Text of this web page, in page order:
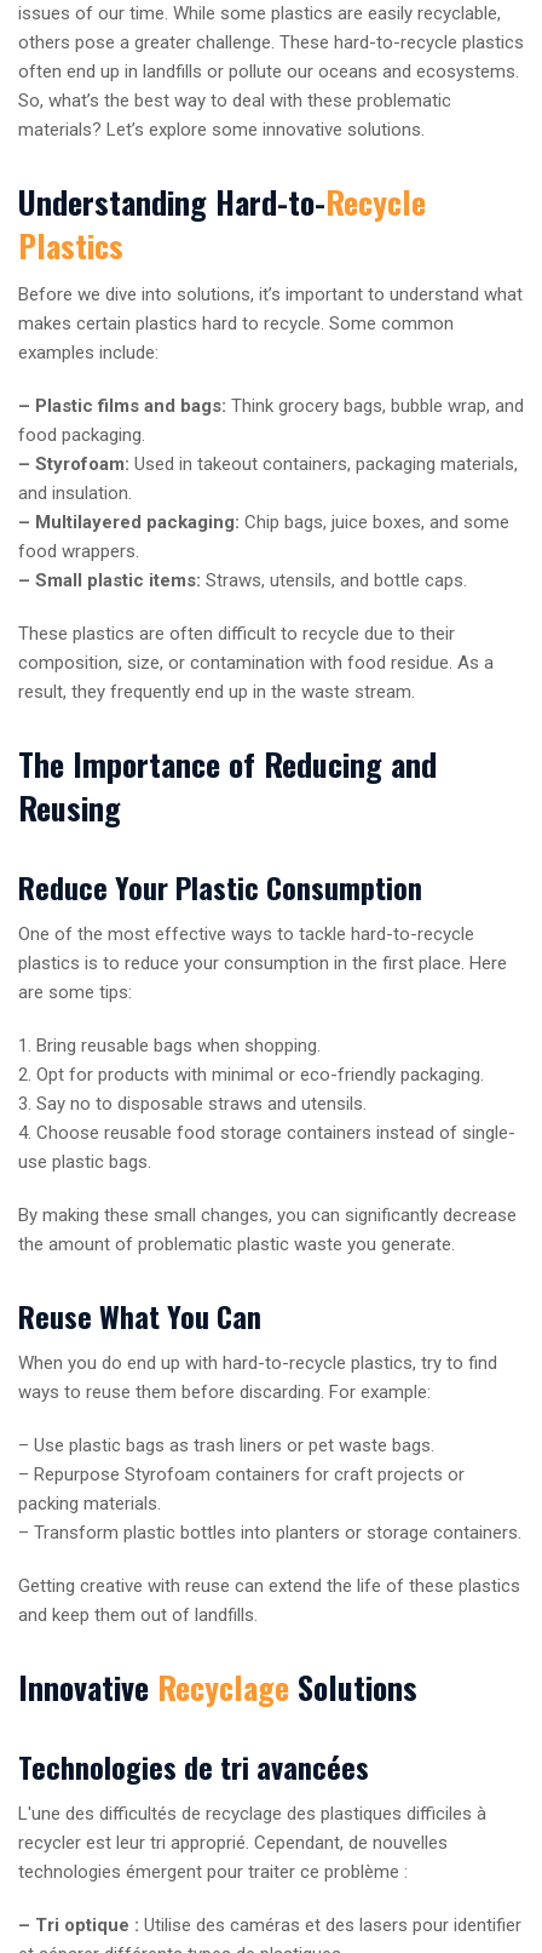
issues of our time. While some plastics are easily recyclable,
others pose a greater challenge. These hard-to-recycle plastics
often end up in landfills or pollute our oceans and ecosystems.
So, what’s the best way to deal with these problematic
materials? Let’s explore some innovative solutions.
Understanding Hard-to-Recycle
Plastics
Before we dive into solutions, it’s important to understand what
makes certain plastics hard to recycle. Some common
examples include:
– Plastic films and bags: Think grocery bags, bubble wrap, and
food packaging.
– Styrofoam: Used in takeout containers, packaging materials,
and insulation.
– Multilayered packaging: Chip bags, juice boxes, and some
food wrappers.
– Small plastic items: Straws, utensils, and bottle caps.
These plastics are often difficult to recycle due to their
composition, size, or contamination with food residue. As a
result, they frequently end up in the waste stream.
The Importance of Reducing and
Reusing
Reduce Your Plastic Consumption
One of the most effective ways to tackle hard-to-recycle
plastics is to reduce your consumption in the first place. Here
are some tips:
1. Bring reusable bags when shopping.
2. Opt for products with minimal or eco-friendly packaging.
3. Say no to disposable straws and utensils.
4. Choose reusable food storage containers instead of single-
use plastic bags.
By making these small changes, you can significantly decrease
the amount of problematic plastic waste you generate.
Reuse What You Can
When you do end up with hard-to-recycle plastics, try to find
ways to reuse them before discarding. For example:
– Use plastic bags as trash liners or pet waste bags.
– Repurpose Styrofoam containers for craft projects or
packing materials.
– Transform plastic bottles into planters or storage containers.
Getting creative with reuse can extend the life of these plastics
and keep them out of landfills.
Innovative Recyclage Solutions
Technologies de tri avancées
L'une des difficultés de recyclage des plastiques difficiles à
recycler est leur tri approprié. Cependant, de nouvelles
technologies émergent pour traiter ce problème :
– Tri optique : Utilise des caméras et des lasers pour identifier